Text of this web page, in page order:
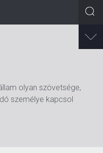
olyan szövetsége,
személye kapcsol